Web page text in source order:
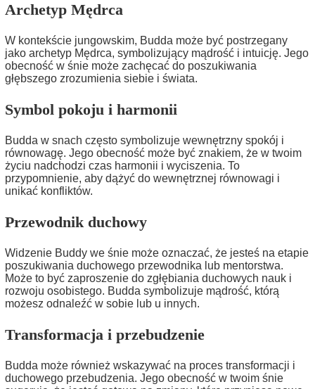
Archetyp Mędrca
W kontekście jungowskim, Budda może być postrzegany
jako archetyp Mędrca, symbolizujący mądrość i intuicję. Jego
obecność w śnie może zachęcać do poszukiwania
głębszego zrozumienia siebie i świata.
Symbol pokoju i harmonii
Budda w snach często symbolizuje wewnętrzny spokój i
równowagę. Jego obecność może być znakiem, że w twoim
życiu nadchodzi czas harmonii i wyciszenia. To
przypomnienie, aby dążyć do wewnętrznej równowagi i
unikać konfliktów.
Przewodnik duchowy
Widzenie Buddy we śnie może oznaczać, że jesteś na etapie
poszukiwania duchowego przewodnika lub mentorstwa.
Może to być zaproszenie do zgłębiania duchowych nauk i
rozwoju osobistego. Budda symbolizuje mądrość, którą
możesz odnaleźć w sobie lub u innych.
Transformacja i przebudzenie
Budda może również wskazywać na proces transformacji i
duchowego przebudzenia. Jego obecność w twoim śnie